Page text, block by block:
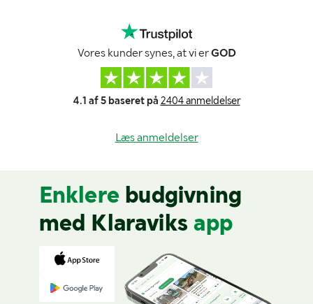
Vores kunder synes, at vi erGOD
4.1 af 5 baseret på 2404 anmeldelser
Læs anmeldelser
Enklere budgivning
med Klaraviks app